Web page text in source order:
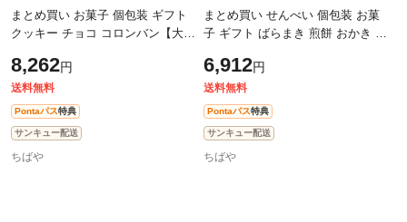
まとめ買い お菓子 個包装 ギフト
クッキー チョコ コロンバン【大】
【27個×3箱セット】お中元 おすす
め
8,262円
送料無料
Pontaパス特典
サンキュー配送
ちばや
まとめ買い せんべい 個包装 お菓
子 ギフト ばらまき 煎餅 おかき 詰
ット】父の日 おすすめ えびせん
6,912円
送料無料
Pontaパス特典
サンキュー配送
ちばや